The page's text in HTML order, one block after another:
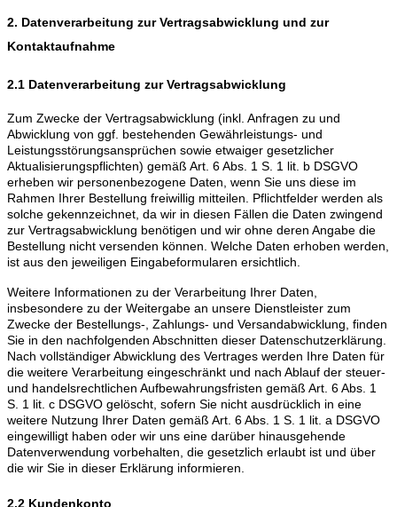
2. Datenverarbeitung zur Vertragsabwicklung und zur
Kontaktaufnahme
2.1 Datenverarbeitung zur Vertragsabwicklung
Zum Zwecke der Vertragsabwicklung (inkl. Anfragen zu und
Abwicklung von ggf. bestehenden Gewährleistungs- und
Leistungsstörungsansprüchen sowie etwaiger gesetzlicher
Aktualisierungspflichten) gemäß Art. 6 Abs. 1 S. 1 lit. b DSGVO
erheben wir personenbezogene Daten, wenn Sie uns diese im
Rahmen Ihrer Bestellung freiwillig mitteilen. Pflichtfelder werden als
solche gekennzeichnet, da wir in diesen Fällen die Daten zwingend
zur Vertragsabwicklung benötigen und wir ohne deren Angabe die
Bestellung nicht versenden können. Welche Daten erhoben werden,
ist aus den jeweiligen Eingabeformularen ersichtlich.
Weitere Informationen zu der Verarbeitung Ihrer Daten,
insbesondere zu der Weitergabe an unsere Dienstleister zum
Zwecke der Bestellungs-, Zahlungs- und Versandabwicklung, finden
Sie in den nachfolgenden Abschnitten dieser Datenschutzerklärung.
Nach vollständiger Abwicklung des Vertrages werden Ihre Daten für
die weitere Verarbeitung eingeschränkt und nach Ablauf der steuer-
und handelsrechtlichen Aufbewahrungsfristen gemäß Art. 6 Abs. 1
S. 1 lit. c DSGVO gelöscht, sofern Sie nicht ausdrücklich in eine
weitere Nutzung Ihrer Daten gemäß Art. 6 Abs. 1 S. 1 lit. a DSGVO
eingewilligt haben oder wir uns eine darüber hinausgehende
Datenverwendung vorbehalten, die gesetzlich erlaubt ist und über
die wir Sie in dieser Erklärung informieren.
2.2 Kundenkonto